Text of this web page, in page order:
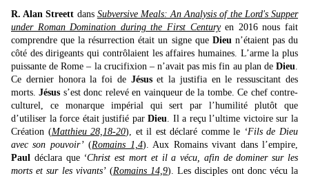
R. Alan Streett dans Subversive Meals: An Analysis of the Lord's Supper
under Roman Domination during the First Centuryen 2016 nous fait
comprendre que la résurrection était un signe que Dieun’étaient pas du
côté des dirigeants qui contrôlaient les affaires humaines. L’arme la plus
puissante de Rome – la crucifixion – n’avait pas mis fin au plan de Dieu.
Ce dernier honora la foi de Jésuset la justifia en le ressuscitant des
morts.Jésus s’est donc relevé en vainqueur de la tombe. Ce chef contre-
culturel, ce monarque impérial qui sert par l’humilité plutôt que
d’utiliser la force était justifié parDieu. Il a reçu l’ultime victoire sur la
Création (Matthieu 28,18-20), et il est déclaré comme le ‘Fils de Dieu
avec son pouvoir’(Romains 1,4). Aux Romains vivant dans l’empire,
Paul déclara que ‘Christ est mort et il a vécu, afin de dominer sur les
morts et sur les vivants’(Romains 14,9). Les disciples ont donc vécu la